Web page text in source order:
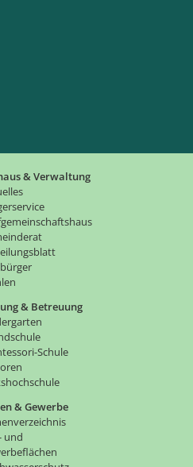
& Verwaltung
& Betreuung
Schule
& Gewerbe
und